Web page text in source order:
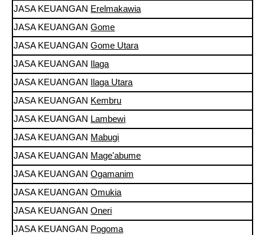
JASA KEUANGAN Erelmakawia
JASA KEUANGANGome
JASA KEUANGANGome Utara
JASA KEUANGAN
Ilaga
JASA KEUANGAN
Ilaga Utara
JASA KEUANGAN Kembru
JASA KEUANGAN Lambewi
JASA KEUANGAN Mabugi
JASA KEUANGAN Mage'abume
JASA KEUANGANOgamanim
JASA KEUANGANOmukia
JASA KEUANGANOneri
JASA KEUANGAN Pogoma